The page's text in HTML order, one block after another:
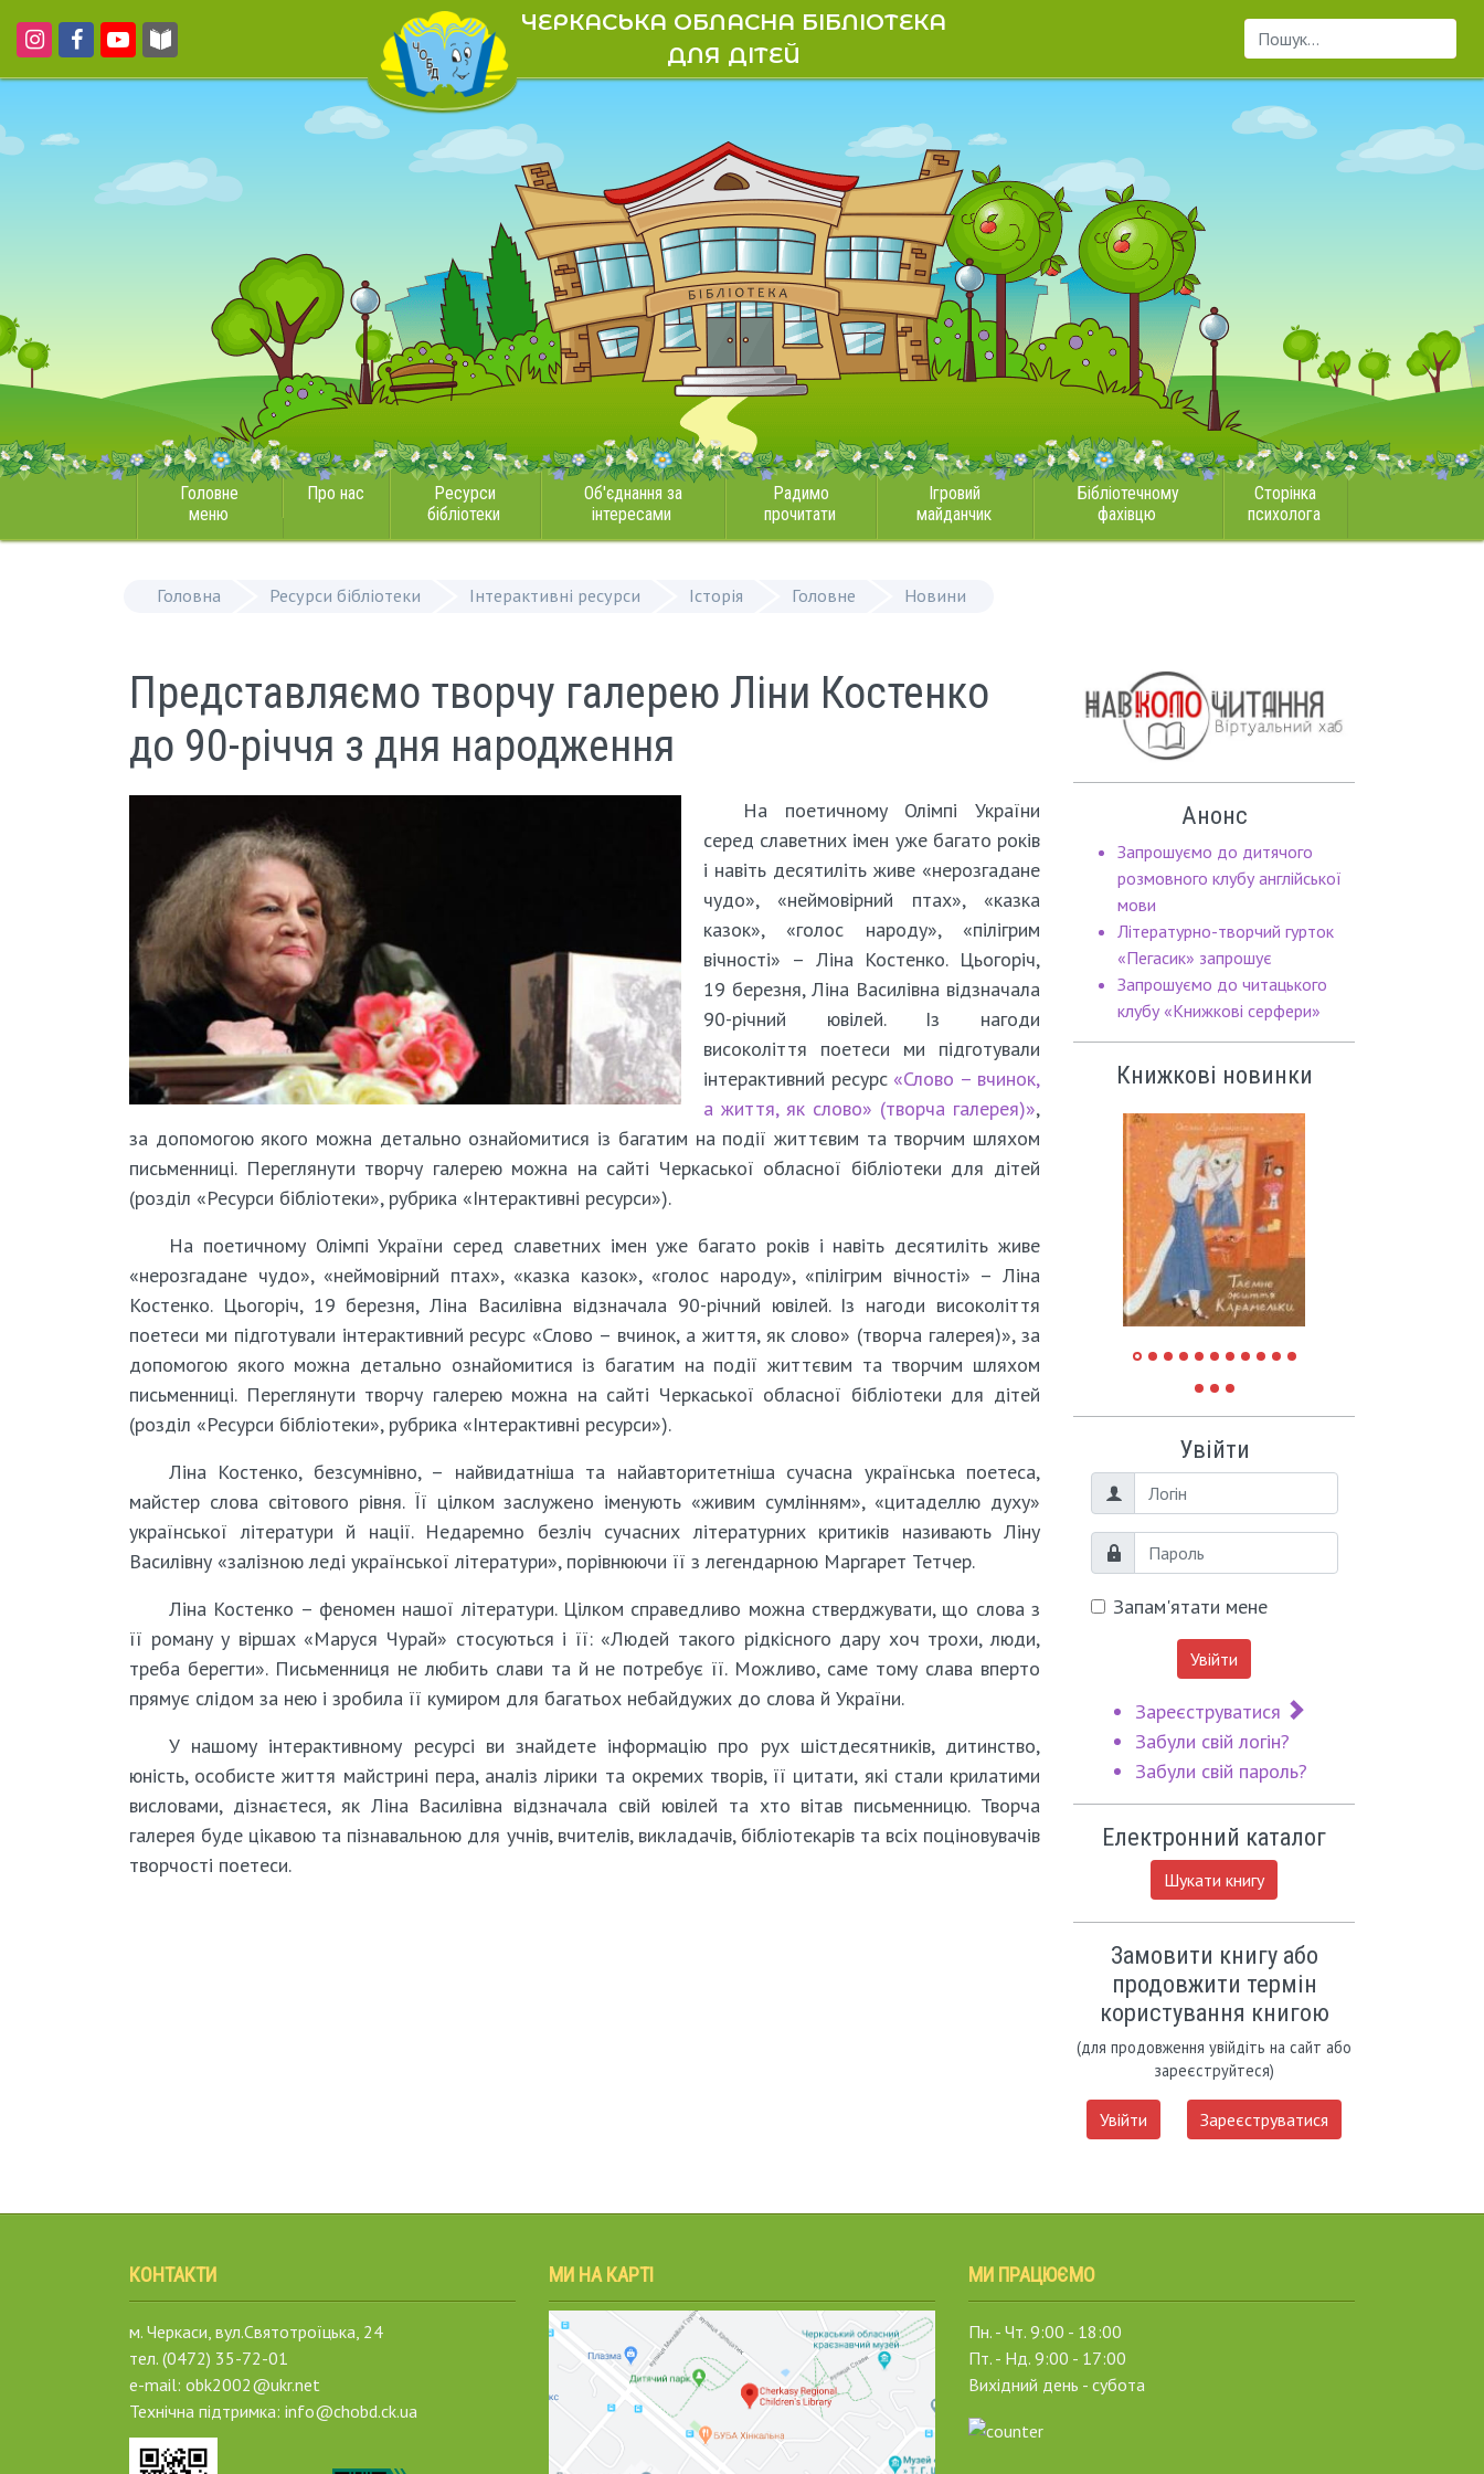
ЧЕРКАСЬКА ОБЛАСНА БІБЛІОТЕКА
ДЛЯ ДІТЕЙ
Пошук...
Головне
меню
Про нас
Ресурси
бібліотеки
Об'єднання за
інтересами
Радимо
прочитати
Ігровий
майданчик
Бібліотечному
фахівцю
Сторінка
психолога
Головна Ресурси бібліотеки Інтерактивні ресурси Історія Головне Новини
Представляємо творчу галерею Ліни Костенко
до 90-річчя з дня народження
На поетичному Олімпі України
серед славетних імен уже багато років
і навіть десятиліть живе «нерозгадане
чудо», «неймовірний птах», «казка
казок», «голос народу», «пілігрим
вічності» – Ліна Костенко. Цьогоріч,
19 березня, Ліна Василівна відзначала
90-річний ювілей. Із нагоди
високоліття поетеси ми підготували
інтерактивний ресурс «Слово – вчинок,
а життя, як слово» (творча галерея)»,
за допомогою якого можна детально ознайомитися із багатим на події життєвим та творчим шляхом
письменниці. Переглянути творчу галерею можна на сайті Черкаської обласної бібліотеки для дітей
(розділ «Ресурси бібліотеки», рубрика «Інтерактивні ресурси»).
На поетичному Олімпі України серед славетних імен уже багато років і навіть десятиліть живе
«нерозгадане чудо», «неймовірний птах», «казка казок», «голос народу», «пілігрим вічності» – Ліна
Костенко. Цьогоріч, 19 березня, Ліна Василівна відзначала 90-річний ювілей. Із нагоди високоліття
поетеси ми підготували інтерактивний ресурс «Слово – вчинок, а життя, як слово» (творча галерея)», за
допомогою якого можна детально ознайомитися із багатим на події життєвим та творчим шляхом
письменниці. Переглянути творчу галерею можна на сайті Черкаської обласної бібліотеки для дітей
(розділ «Ресурси бібліотеки», рубрика «Інтерактивні ресурси»).
Ліна Костенко, безсумнівно, – найвидатніша та найавторитетніша сучасна українська поетеса,
майстер слова світового рівня. Її цілком заслужено іменують «живим сумлінням», «цитаделлю духу»
української літератури й нації. Недаремно безліч сучасних літературних критиків називають Ліну
Василівну «залізною леді української літератури», порівнюючи її з легендарною Маргарет Тетчер.
Ліна Костенко – феномен нашої літератури. Цілком справедливо можна стверджувати, що слова з
її роману у віршах «Маруся Чурай» стосуються і її: «Людей такого рідкісного дару хоч трохи, люди,
треба берегти». Письменниця не любить слави та й не потребує її. Можливо, саме тому слава вперто
прямує слідом за нею і зробила її кумиром для багатьох небайдужих до слова й України.
У нашому інтерактивному ресурсі ви знайдете інформацію про рух шістдесятників, дитинство,
юність, особисте життя майстрині пера, аналіз лірики та окремих творів, її цитати, які стали крилатими
висловами, дізнаєтеся, як Ліна Василівна відзначала свій ювілей та хто вітав письменницю. Творча
галерея буде цікавою та пізнавальною для учнів, вчителів, викладачів, бібліотекарів та всіх поціновувачів
творчості поетеси.
Анонс
Запрошуємо до дитячого
розмовного клубу англійської
мови
Літературно-творчий гурток
«Пегасик» запрошує
Запрошуємо до читацького
клубу «Книжкові серфери»
Книжкові новинки
Увійти
Логін
Пароль
Запам'ятати мене
Увійти
Зареєструватися
Забули свій логін?
Забули свій пароль?
Електронний каталог
Шукати книгу
Замовити книгу або
продовжити термін
користування книгою
(для продовження увійдіть на сайт або
зареєструйтеся)
Увійти Зареєструватися
КОНТАКТИ
м. Черкаси, вул.Святотроїцька, 24
тел. (0472) 35-72-01
e-mail: obk2002@ukr.net
Технічна підтримка: info@chobd.ck.ua
МИ НА КАРТІ МИ ПРАЦЮЄМО
Пн. - Чт. 9:00 - 18:00
Пт. - Нд. 9:00 - 17:00
Вихідний день - субота